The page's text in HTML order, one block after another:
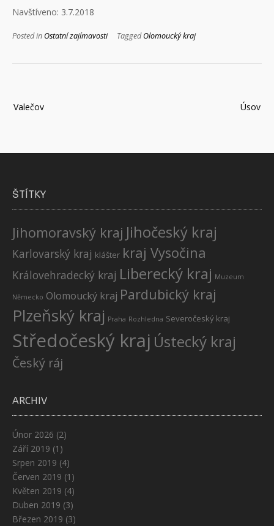
Navštíveno: 3.7.2018
Posted in Ostatní zajímavosti TaggedOlomoucký kraj
pro
Úsov
Valečov
ŠTÍTKY
Jihomoravský kraj Jihočeský kraj
Karlovarský kraj klášter kraj Vysočina
Královehradecký kraj Liberecký kraj Muzeum
Německo Olomoucký kraj Pardubický kraj
Plzeňský kraj Praha Rozhledna Severočeský kraj
Středočeský kraj Ústecký kraj
Český ráj
ARCHIV
Únor 2026 (2)
Září 2019 (1)
Srpen 2019 (4)
Červen 2019 (1)
Květen 2019 (4)
Duben 2019 (3)
Březen 2019 (3)